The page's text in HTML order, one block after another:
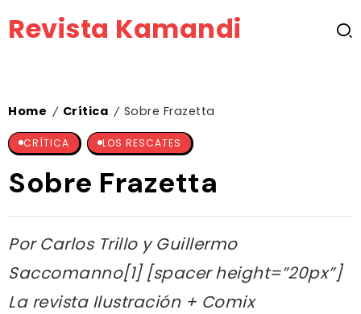
Revista Kamandi
Home / Crítica / Sobre Frazetta
CRÍTICA LOS RESCATES
Sobre Frazetta
Por Carlos Trillo y Guillermo
Saccomanno[1] [spacer height=”20px”]
La revista Ilustración + Comix